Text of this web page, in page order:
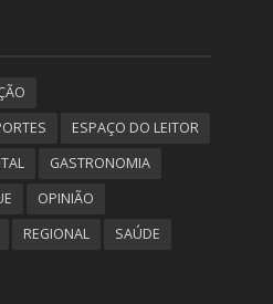
ESPAÇO DO LEITOR
GASTRONOMIA
OPINIÃO
REGIONAL
SAÚDE